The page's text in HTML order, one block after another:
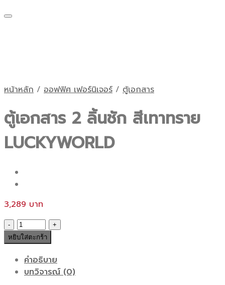
หน้าหลัก / ออฟฟิศ เฟอร์นิเจอร์ / ตู้เอกสาร
ตู้เอกสาร 2 ลิ้นชัก สีเทาทราย
LUCKYWORLD
3,289
จำนวน
ตู้
เอกสาร
2
ลิ้น
หยิบใส่ตะกร้า
คำอธิบาย
บทวิจารณ์ (0)